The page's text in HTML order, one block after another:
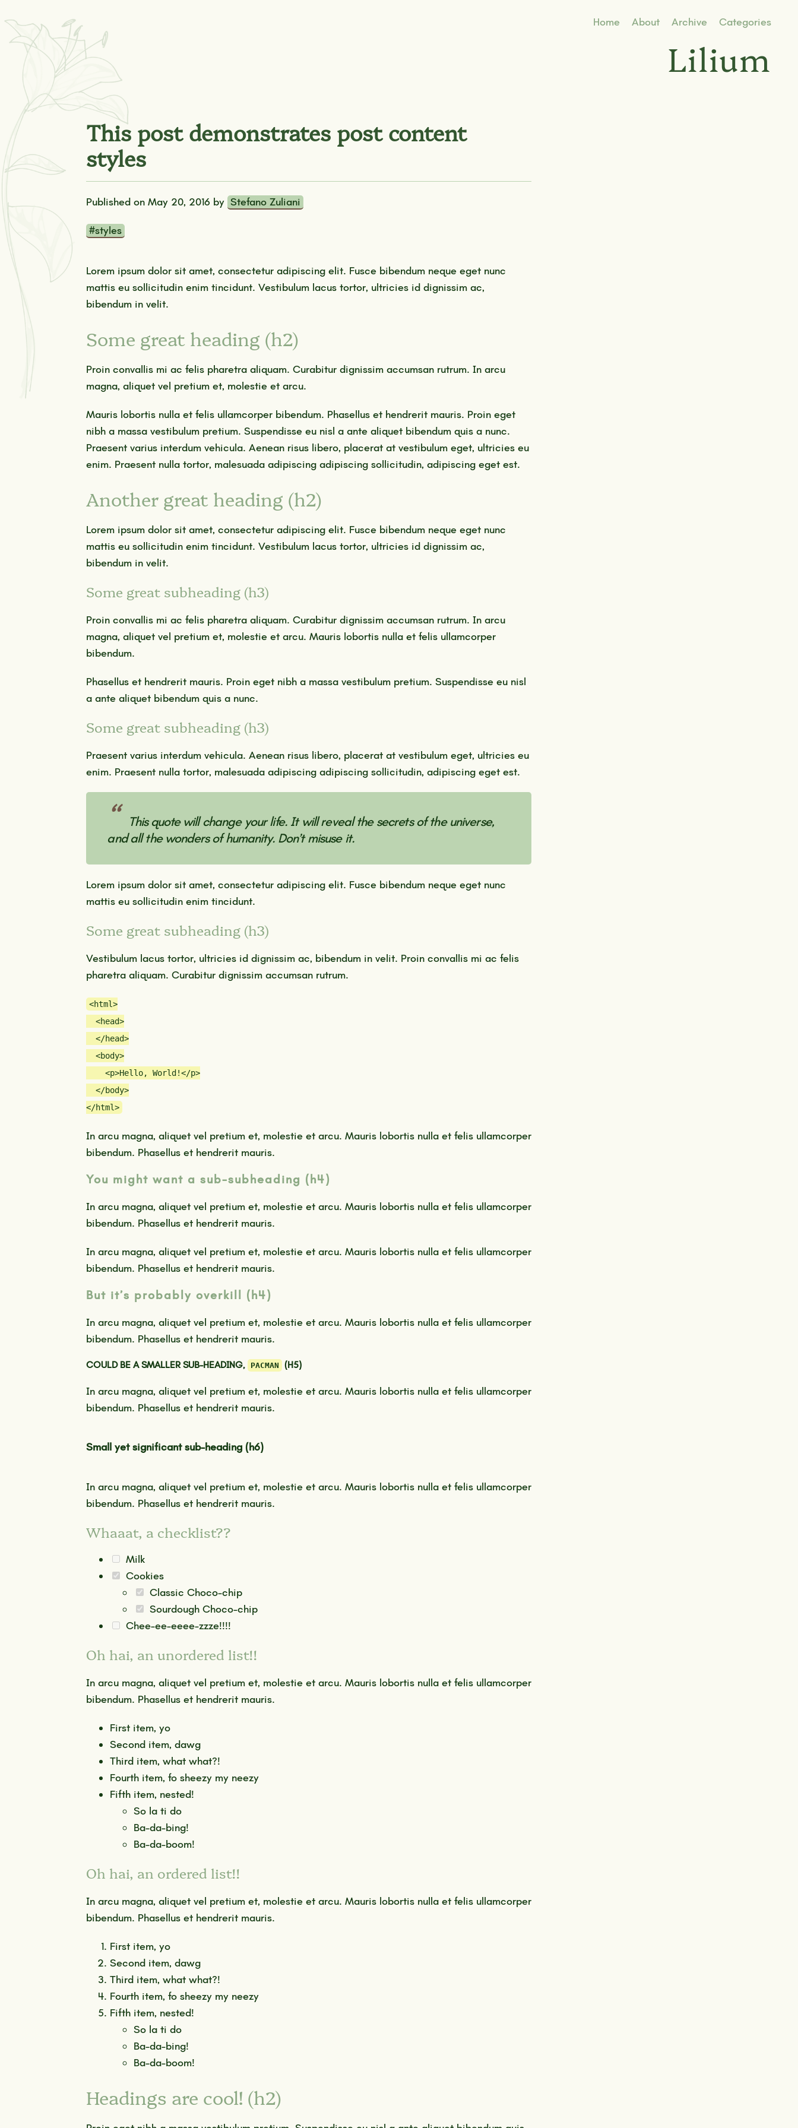
Home About Archive Categories
Lilium
This post demonstrates post content
styles
Published onMay 20, 2016 by Stefano Zuliani
#styles
Lorem ipsum dolor sit amet, consectetur adipiscing elit. Fusce bibendum neque eget nunc
mattis eu sollicitudin enim tincidunt. Vestibulum lacus tortor, ultricies id dignissim ac,
bibendum in velit.
Some great heading (h2)
Proin convallis mi ac felis pharetra aliquam. Curabitur dignissim accumsan rutrum. In arcu
magna, aliquet vel pretium et, molestie et arcu.
Mauris lobortis nulla et felis ullamcorper bibendum. Phasellus et hendrerit mauris. Proin eget
nibh a massa vestibulum pretium. Suspendisse eu nisl a ante aliquet bibendum quis a nunc.
Praesent varius interdum vehicula. Aenean risus libero, placerat at vestibulum eget, ultricies eu
enim. Praesent nulla tortor, malesuada adipiscing adipiscing sollicitudin, adipiscing eget est.
Another great heading (h2)
Lorem ipsum dolor sit amet, consectetur adipiscing elit. Fusce bibendum neque eget nunc
mattis eu sollicitudin enim tincidunt. Vestibulum lacus tortor, ultricies id dignissim ac,
bibendum in velit.
Some great subheading (h3)
Proin convallis mi ac felis pharetra aliquam. Curabitur dignissim accumsan rutrum. In arcu
magna, aliquet vel pretium et, molestie et arcu. Mauris lobortis nulla et felis ullamcorper
bibendum.
Phasellus et hendrerit mauris. Proin eget nibh a massa vestibulum pretium. Suspendisse eu nisl
a ante aliquet bibendum quis a nunc.
Some great subheading (h3)
Praesent varius interdum vehicula. Aenean risus libero, placerat at vestibulum eget, ultricies eu
enim. Praesent nulla tortor, malesuada adipiscing adipiscing sollicitudin, adipiscing eget est.
This quote willchangeyour life. It will reveal thesecretsof the universe,
and all the wonders of humanity. Don’tmisuseit.
Lorem ipsum dolor sit amet, consectetur adipiscing elit. Fusce bibendum neque eget nunc
mattis eu sollicitudin enim tincidunt.
Some great subheading (h3)
Vestibulum lacus tortor, ultricies id dignissim ac, bibendum in velit. Proin convallis mi ac felis
pharetra aliquam. Curabitur dignissim accumsan rutrum.
<html>
<head>
</head>
<body>
<p>Hello, World!</p>
</body>
</html>
In arcu magna, aliquet vel pretium et, molestie et arcu. Mauris lobortis nulla et felis ullamcorper
bibendum. Phasellus et hendrerit mauris.
You might want a sub-subheading (h4)
In arcu magna, aliquet vel pretium et, molestie et arcu. Mauris lobortis nulla et felis ullamcorper
bibendum. Phasellus et hendrerit mauris.
In arcu magna, aliquet vel pretium et, molestie et arcu. Mauris lobortis nulla et felis ullamcorper
bibendum. Phasellus et hendrerit mauris.
But it’s probably overkill (h4)
In arcu magna, aliquet vel pretium et, molestie et arcu. Mauris lobortis nulla et felis ullamcorper
bibendum. Phasellus et hendrerit mauris.
COULD BE A SMALLER SUB-HEADING, PACMAN (H5)
In arcu magna, aliquet vel pretium et, molestie et arcu. Mauris lobortis nulla et felis ullamcorper
bibendum. Phasellus et hendrerit mauris.
Small yet significant sub-heading (h6)
In arcu magna, aliquet vel pretium et, molestie et arcu. Mauris lobortis nulla et felis ullamcorper
bibendum. Phasellus et hendrerit mauris.
Whaaat, a checklist??
Milk
Cookies
Classic Choco-chip
Sourdough Choco-chip
Chee-ee-eeee-zzze!!!!
Oh hai, an unordered list!!
In arcu magna, aliquet vel pretium et, molestie et arcu. Mauris lobortis nulla et felis ullamcorper
bibendum. Phasellus et hendrerit mauris.
First item, yo
Second item, dawg
Third item, what what?!
Fourth item, fo sheezy my neezy
Fifth item, nested!
So la ti do
Ba-da-bing!
Ba-da-boom!
Oh hai, an ordered list!!
In arcu magna, aliquet vel pretium et, molestie et arcu. Mauris lobortis nulla et felis ullamcorper
bibendum. Phasellus et hendrerit mauris.
First item, yo
Second item, dawg
Third item, what what?!
Fourth item, fo sheezy my neezy
Fifth item, nested!
So la ti do
Ba-da-bing!
Ba-da-boom!
Headings are cool! (h2)